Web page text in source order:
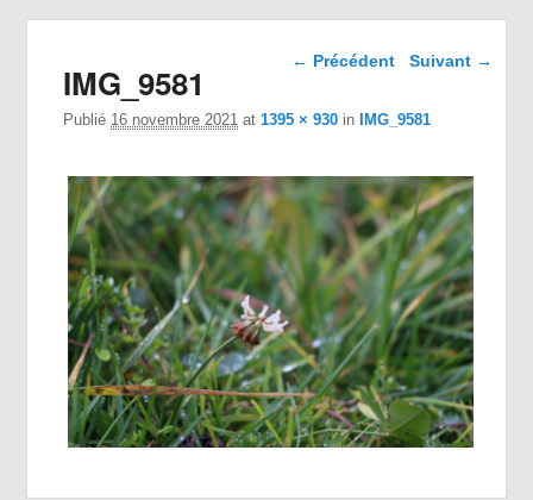
Navigation dans les
← Précédent Suivant →
IMG_9581
Publié 16 novembre 2021 at1395 × 930 in IMG_9581